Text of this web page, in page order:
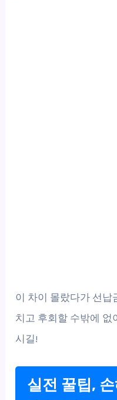
이 차이 몰랐다가 선납
치고 후회할 수밖에 없
시길!
실전 꿀팁,